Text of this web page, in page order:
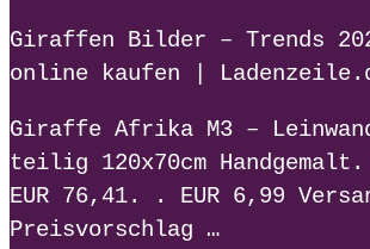
Giraffen Bilder – Trends
online kaufen |
Giraffe Afrika M3 –
teilig 120x70cm
EUR 76,41. ​. EUR 6,99
Preisvorschlag …